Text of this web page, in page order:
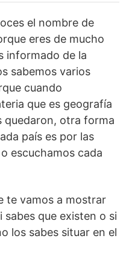
el nombre de
eres de mucho
informado de la
sabemos varios
cuando
que es geografía
quedaron, otra forma
país es por las
escuchamos cada
te vamos a mostrar
sabes que existen o si
los sabes situar en el